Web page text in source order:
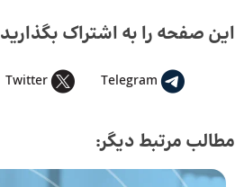
این صفحه را به اشتراک بگذارید
Telegram
Twitter
مطالب مرتبط دیگر: